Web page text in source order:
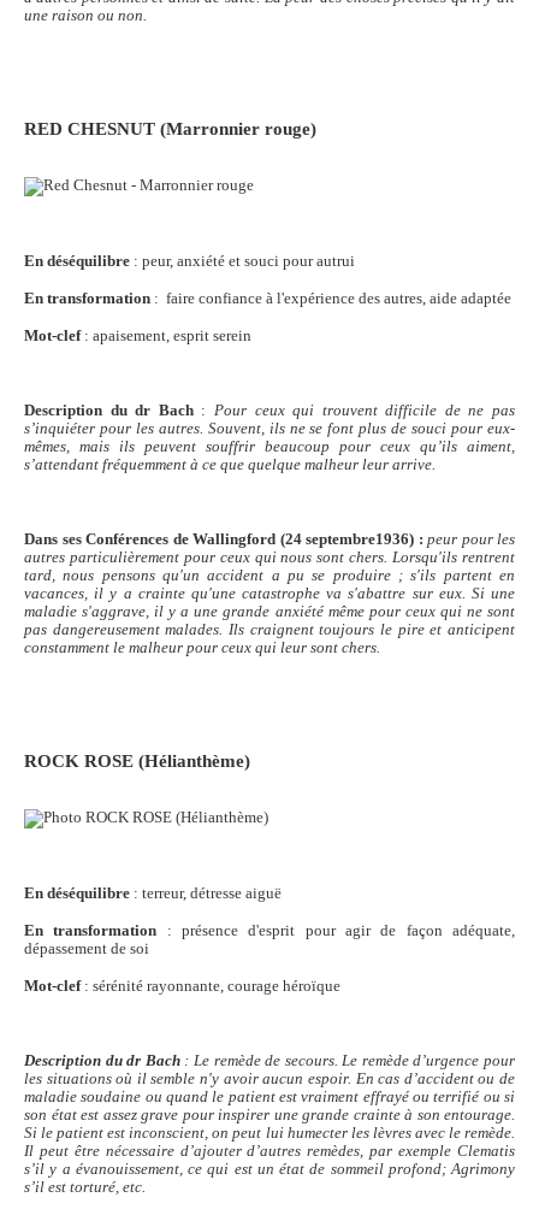
une raison ou non.
RED CHESNUT (Marronnier rouge)
En déséquilibre : peur, anxiété et souci pour autrui
En transformation : faire confiance à l'expérience des autres, aide adaptée
Mot-clef : apaisement, esprit serein
Description du dr Bach : Pour ceux qui trouvent difficile de ne pas
s’inquiéter pour les autres. Souvent, ils ne se font plus de souci pour eux-
mêmes, mais ils peuvent souffrir beaucoup pour ceux qu’ils aiment,
s’attendant fréquemment à ce que quelque malheur leur arrive.
Dans ses Conférences de Wallingford (24 septembre1936) : peur pour les
autres particulièrement pour ceux qui nous sont chers. Lorsqu'ils rentrent
tard, nous pensons qu'un accident a pu se produire ; s'ils partent en
vacances, il y a crainte qu'une catastrophe va s'abattre sur eux. Si une
maladie s'aggrave, il y a une grande anxiété même pour ceux qui ne sont
pas dangereusement malades. Ils craignent toujours le pire et anticipent
constamment le malheur pour ceux qui leur sont chers.
ROCK ROSE (Hélianthème)
En déséquilibre : terreur, détresse aiguë
En transformation : présence d'esprit pour agir de façon adéquate,
dépassement de soi
Mot-clef : sérénité rayonnante, courage héroïque
Description du dr Bach : Le remède de secours. Le remède d’urgence pour
les situations où il semble n'y avoir aucun espoir. En cas d’accident ou de
maladie soudaine ou quand le patient est vraiment effrayé ou terrifié ou si
son état est assez grave pour inspirer une grande crainte à son entourage.
Si le patient est inconscient, on peut lui humecter les lèvres avec le remède.
Il peut être nécessaire d’ajouter d’autres remèdes, par exemple Clematis
s’il y a évanouissement, ce qui est un état de sommeil profond; Agrimony
s’il est torturé, etc.